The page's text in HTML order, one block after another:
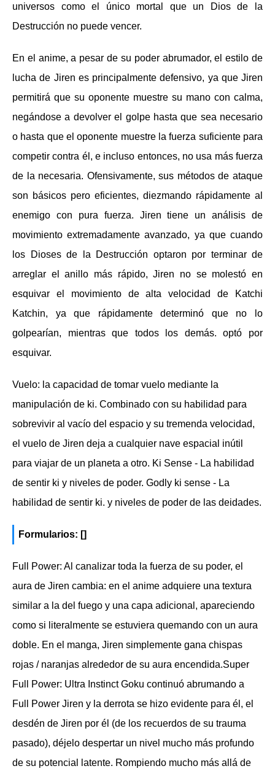
universos como el único mortal que un Dios de la
Destrucción no puede vencer.
En el anime, a pesar de su poder abrumador, el estilo de
lucha de Jiren es principalmente defensivo, ya que Jiren
permitirá que su oponente muestre su mano con calma,
negándose a devolver el golpe hasta que sea necesario
o hasta que el oponente muestre la fuerza suficiente para
competir contra él, e incluso entonces, no usa más fuerza
de la necesaria. Ofensivamente, sus métodos de ataque
son básicos pero eficientes, diezmando rápidamente al
enemigo con pura fuerza. Jiren tiene un análisis de
movimiento extremadamente avanzado, ya que cuando
los Dioses de la Destrucción optaron por terminar de
arreglar el anillo más rápido, Jiren no se molestó en
esquivar el movimiento de alta velocidad de Katchi
Katchin, ya que rápidamente determinó que no lo
golpearían, mientras que todos los demás. optó por
esquivar.
Vuelo: la capacidad de tomar vuelo mediante la
manipulación de ki. Combinado con su habilidad para
sobrevivir al vacío del espacio y su tremenda velocidad,
el vuelo de Jiren deja a cualquier nave espacial inútil
para viajar de un planeta a otro. Ki Sense - La habilidad
de sentir ki y niveles de poder. Godly ki sense - La
habilidad de sentir ki. y niveles de poder de las deidades.
Formularios: []
Full Power: Al canalizar toda la fuerza de su poder, el
aura de Jiren cambia: en el anime adquiere una textura
similar a la del fuego y una capa adicional, apareciendo
como si literalmente se estuviera quemando con un aura
doble. En el manga, Jiren simplemente gana chispas
rojas / naranjas alrededor de su aura encendida.Super
Full Power: Ultra Instinct Goku continuó abrumando a
Full Power Jiren y la derrota se hizo evidente para él, el
desdén de Jiren por él (de los recuerdos de su trauma
pasado), déjelo despertar un nivel mucho más profundo
de su potencial latente. Rompiendo mucho más allá de